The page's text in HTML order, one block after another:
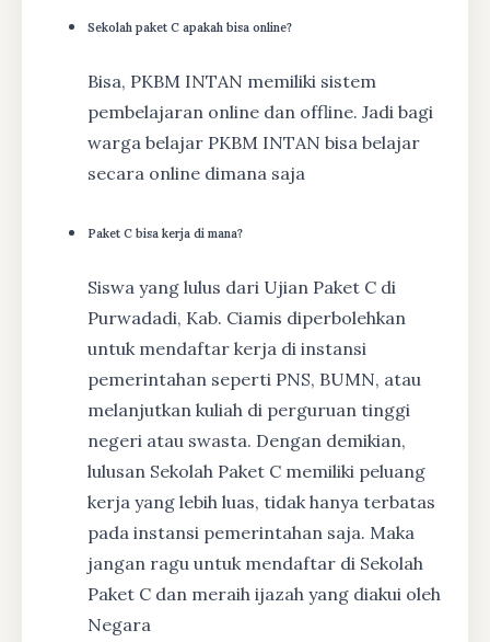
Sekolah paket C apakah bisa online?
Bisa, PKBM INTAN memiliki sistem
pembelajaran online dan offline. Jadi bagi
warga belajar PKBM INTAN bisa belajar
secara online dimana saja
Paket C bisa kerja di mana?
Siswa yang lulus dari Ujian Paket C di
Purwadadi, Kab. Ciamis diperbolehkan
untuk mendaftar kerja di instansi
pemerintahan seperti PNS, BUMN, atau
melanjutkan kuliah di perguruan tinggi
negeri atau swasta. Dengan demikian,
lulusan Sekolah Paket C memiliki peluang
kerja yang lebih luas, tidak hanya terbatas
pada instansi pemerintahan saja. Maka
jangan ragu untuk mendaftar di Sekolah
Paket C dan meraih ijazah yang diakui oleh
Negara